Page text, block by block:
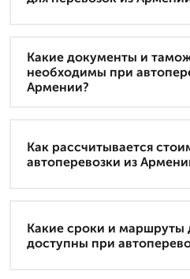
Какие документы и
необходимы при
Армении?
Как рассчитывается
автоперевозки из
Какие сроки и маршруты
доступны при